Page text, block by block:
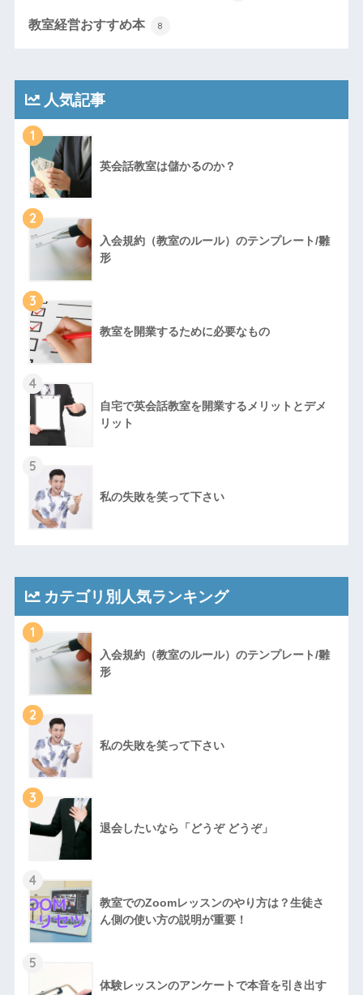
教室経営おすすめ本 8
人気記事
1
英会話教室は儲かるのか？
2
入会規約（教室のルール）のテンプレート/雛
形
3
教室を開業するために必要なもの
4
自宅で英会話教室を開業するメリットとデメ
リット
5
私の失敗を笑って下さい
カテゴリ別人気ランキング
1
入会規約（教室のルール）のテンプレート/雛
形
2
私の失敗を笑って下さい
3
退会したいなら「どうぞ どうぞ」
4
教室でのZoomレッスンのやり方は？生徒さ
ん側の使い方の説明が重要！
5
体験レッスンのアンケートで本音を引き出す